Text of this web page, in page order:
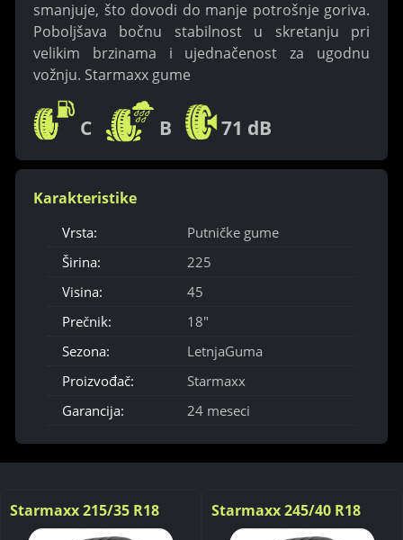
smanjuje, što dovodi do manje potrošnje goriva.
Poboljšava bočnu stabilnost u skretanju pri
velikim brzinama i ujednačenost za ugodnu
vožnju. Starmaxx gume
C B 71 dB
Karakteristike
Vrsta:
Putničke gume
Širina:
225
Visina:
45
Prečnik:
18"
Sezona:
LetnjaGuma
Proizvođač:
Starmaxx
Garancija:
24 meseci
Starmaxx 215/35 R18
UltraSport ST760 REINF.
Starmaxx 245/40 R18
UltraSport ST760 93W